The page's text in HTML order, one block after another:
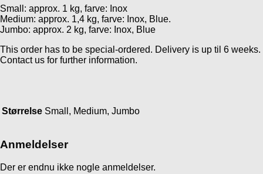
Small: approx. 1 kg, farve: Inox
Medium: approx. 1,4 kg, farve: Inox, Blue.
Jumbo: approx. 2 kg, farve: Inox, Blue
This order has to be special-ordered. Delivery is up til 6 weeks.
Contact us for further information.
Størrelse Small, Medium, Jumbo
Anmeldelser
Der er endnu ikke nogle anmeldelser.